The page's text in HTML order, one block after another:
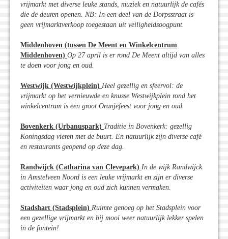
vrijmarkt met diverse leuke stands, muziek en natuurlijk de cafés
die de deuren openen. NB: In een deel van de Dorpsstraat is
geen vrijmarktverkoop toegestaan uit veiligheidsoogpunt.
Middenhoven (tussen De Meent en Winkelcentrum
Middenhoven) Op 27 april is er rond De Meent altijd van alles
te doen voor jong en oud.
Westwijk (Westwijkplein) Heel gezellig en sfeervol: de
vrijmarkt op het vernieuwde en knusse Westwijkplein rond het
winkelcentrum is een groot Oranjefeest voor jong en oud.
Bovenkerk (Urbanuspark) Traditie in Bovenkerk: gezellig
Koningsdag vieren met de buurt. En natuurlijk zijn diverse café
en restaurants geopend op deze dag.
Randwijck (Catharina van Clevepark) In de wijk Randwijck
in Amstelveen Noord is een leuke vrijmarkt en zijn er diverse
activiteiten waar jong en oud zich kunnen vermaken.
Stadshart (Stadsplein) Ruimte genoeg op het Stadsplein voor
een gezellige vrijmarkt en bij mooi weer natuurlijk lekker spelen
in de fontein!